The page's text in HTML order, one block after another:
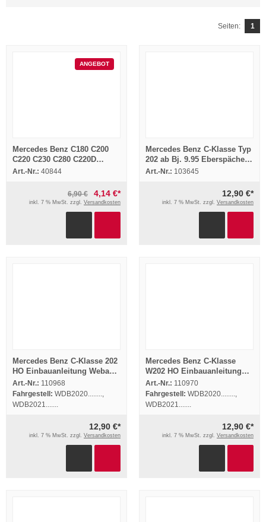
Seiten: 1
ANGEBOT
Mercedes Benz C180 C200
C220 C230 C280 C220D
C250TD Prospekt 1996
Art.-Nr.: 40844
6,90 € 4,14 €*
inkl. 7 % MwSt. zzgl. Versandkosten
Mercedes Benz C-Klasse Typ
202 ab Bj. 9.95 Eberspächer
Hydronic D4WSC Einbau
Art.-Nr.: 103645
12,90 €*
inkl. 7 % MwSt. zzgl. Versandkosten
Mercedes Benz C-Klasse 202
HO Einbauanleitung Webasto
Thermo Top Z/C-B/D Heizung
Art.-Nr.: 110968
Fahrgestell: WDB2020........,
WDB2021.......
12,90 €*
inkl. 7 % MwSt. zzgl. Versandkosten
Mercedes Benz C-Klasse
W202 HO Einbauanleitung
Webasto Thermo Top Z/C
Heizung
Art.-Nr.: 110970
Fahrgestell: WDB2020........,
WDB2021.......
12,90 €*
inkl. 7 % MwSt. zzgl. Versandkosten